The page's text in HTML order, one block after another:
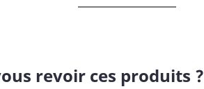
revoir ces produits ?